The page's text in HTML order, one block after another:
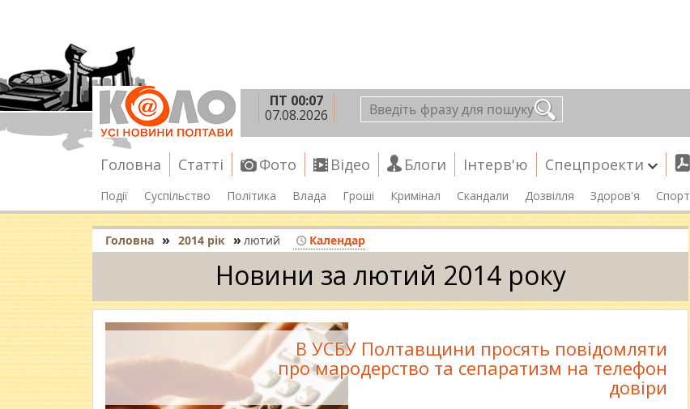
ПТ 00:07
07.08.2026
Головна Статті Фото Відео Блоги Інтерв'ю Спецпроекти
Події Суспільство Політика Влада Гроші Кримінал Скандали Дозвілля Здоров'я Спорт
Головна » 2014 рік » лютий Календар
Новини за лютий 2014 року
В УСБУ Полтавщини просять повідомляти
про мародерство та сепаратизм на телефон
довіри